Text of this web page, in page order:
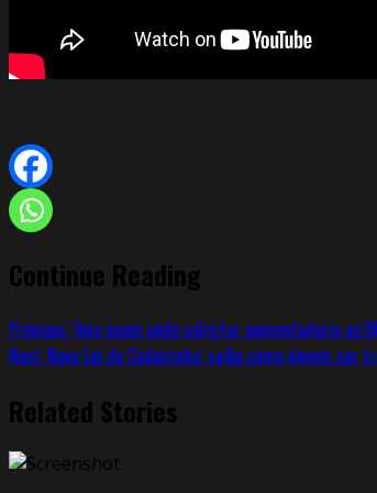
Continue Reading
Previous:Veja quem pode solicitar aposentadoria ao
Next: Nova Lei da Cadeirinha: saiba como devem ser
Related Stories